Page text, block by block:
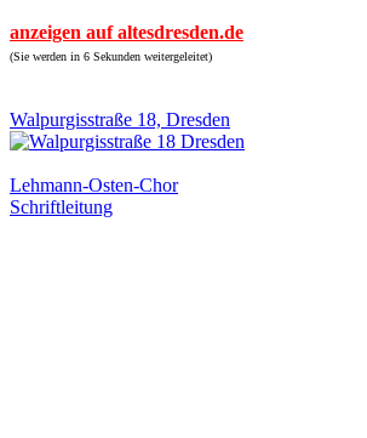
anzeigen auf altesdresden.de
(Sie werden in 6 Sekunden weitergeleitet)
Walpurgisstraße 18, Dresden
Lehmann-Osten-Chor
Schriftleitung